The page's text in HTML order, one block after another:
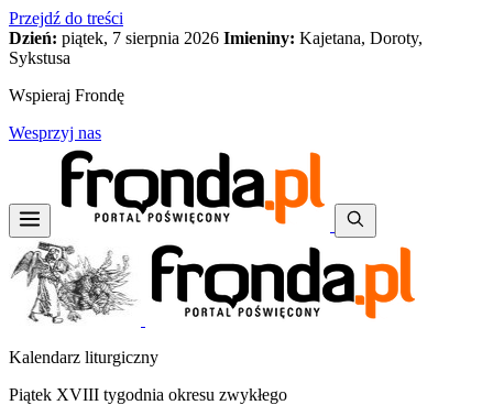
Przejdź do treści
Dzień: piątek, 7 sierpnia 2026 Imieniny: Kajetana, Doroty,
Sykstusa
Wspieraj Frondę
Wesprzyj nas
Kalendarz liturgiczny
Piątek XVIII tygodnia okresu zwykłego